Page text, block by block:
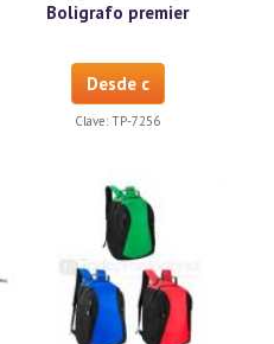
Boligrafo premier
Desde c
Clave: TP-7256